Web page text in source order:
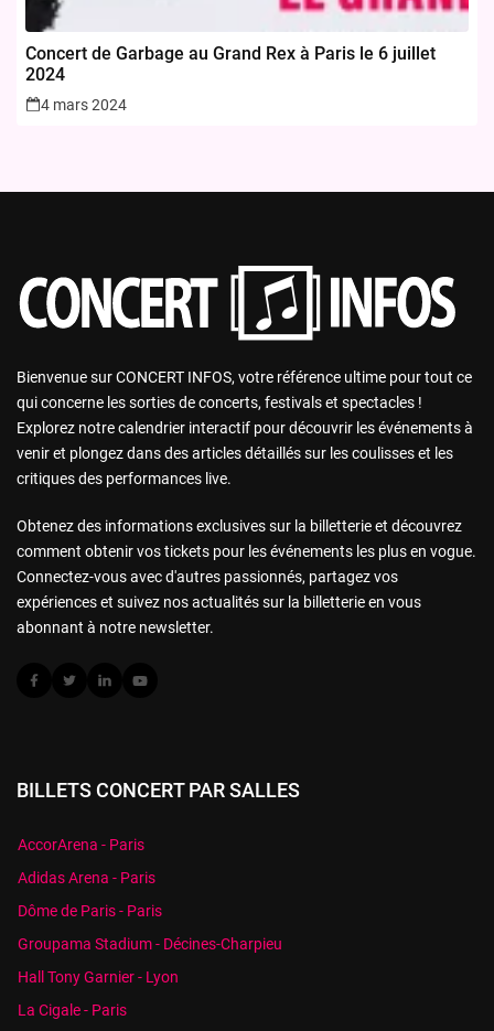
Concert de Garbage au Grand Rex à Paris le 6 juillet
2024
4 mars 2024
Bienvenue sur CONCERT INFOS, votre référence ultime pour tout ce
qui concerne les sorties de concerts, festivals et spectacles !
Explorez notre calendrier interactif pour découvrir les événements à
venir et plongez dans des articles détaillés sur les coulisses et les
critiques des performances live.
Obtenez des informations exclusives sur la billetterie et découvrez
comment obtenir vos tickets pour les événements les plus en vogue.
Connectez-vous avec d'autres passionnés, partagez vos
expériences et suivez nos actualités sur la billetterie en vous
abonnant à notre newsletter.
BILLETS CONCERT PAR SALLES
AccorArena - Paris
Adidas Arena - Paris
Dôme de Paris - Paris
Groupama Stadium - Décines-Charpieu
Hall Tony Garnier - Lyon
La Cigale - Paris